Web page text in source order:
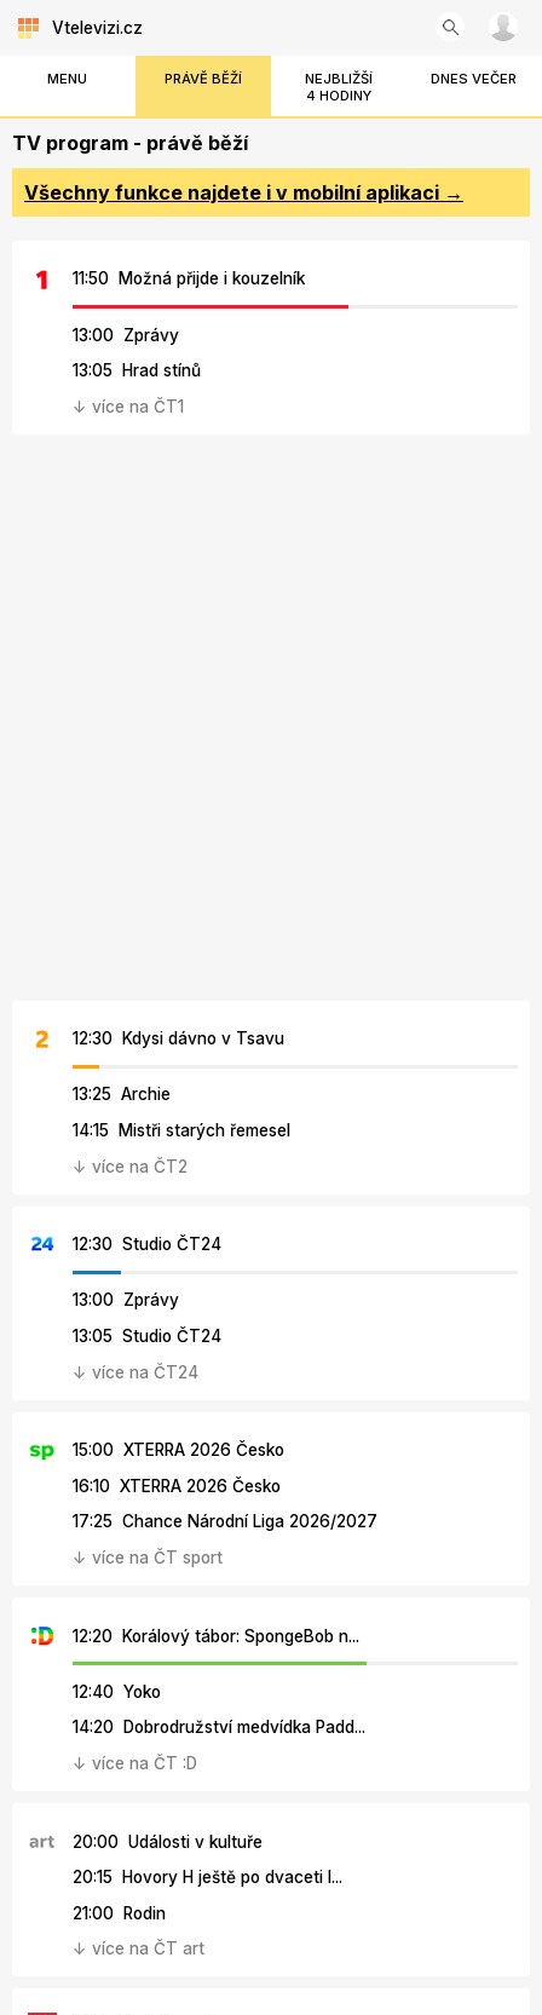
Vtelevizi.cz
MENU PRÁVĚ BĚŽÍ
NEJBLIŽŠÍ
4 HODINY
DNES VEČER
TV program - právě běží
Všechny funkce najdete i v mobilní aplikaci →
11:50 Možná přijde i kouzelník
13:00 Zprávy
13:05 Hrad stínů
↓ více na ČT1
12:30 Kdysi dávno v Tsavu
13:25 Archie
14:15 Mistři starých řemesel
↓ více na ČT2
12:30 Studio ČT24
13:00 Zprávy
13:05 Studio ČT24
↓ více na ČT24
15:00 XTERRA 2026 Česko
16:10 XTERRA 2026 Česko
17:25 Chance Národní Liga 2026/2027
↓ více na ČT sport
12:20 Korálový tábor: SpongeBob n...
12:40 Yoko
14:20 Dobrodružství medvídka Padd...
↓ více na ČT :D
20:00 Události v kultuře
20:15 Hovory H ještě po dvaceti l...
21:00 Rodin
↓ více na ČT art